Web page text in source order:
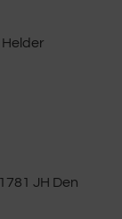
Helder
JH Den